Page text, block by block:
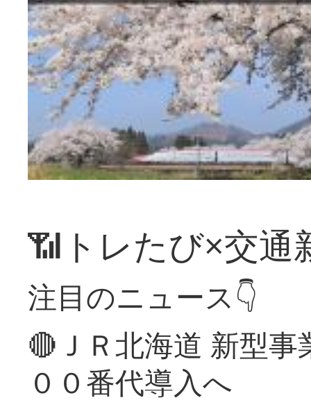
📶トレたび×交通
注目のニュース👇
🔴ＪＲ北海道 新型
００番代導入へ